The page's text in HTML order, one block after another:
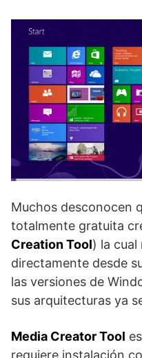
Muchos desconocen
totalmente gratuita
Creation Tool) la
directamente desde
las versiones de
sus arquitecturas ya
Media Creator Tool
requiere instalación